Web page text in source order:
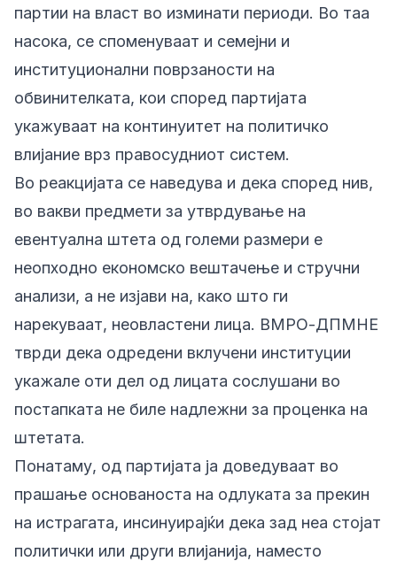
партии на власт во изминати периоди. Во таа
насока, се споменуваат и семејни и
институционални поврзаности на
обвинителката, кои според партијата
укажуваат на континуитет на политичко
влијание врз правосудниот систем.
Во реакцијата се наведува и дека според нив,
во вакви предмети за утврдување на
евентуална штета од големи размери е
неопходно економско вештачење и стручни
анализи, а не изјави на, како што ги
нарекуваат, неовластени лица. ВМРО-ДПМНЕ
тврди дека одредени вклучени институции
укажале оти дел од лицата сослушани во
постапката не биле надлежни за проценка на
штетата.
Понатаму, од партијата ја доведуваат во
прашање основаноста на одлуката за прекин
на истрагата, инсинуирајќи дека зад неа стојат
политички или други влијанија, наместо